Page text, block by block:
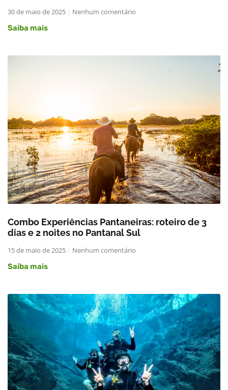
30 de maio de 2025
Nenhum comentário
Saiba mais
Combo Experiências Pantaneiras: roteiro de 3
dias e 2 noites no Pantanal Sul
15 de maio de 2025
Nenhum comentário
Saiba mais